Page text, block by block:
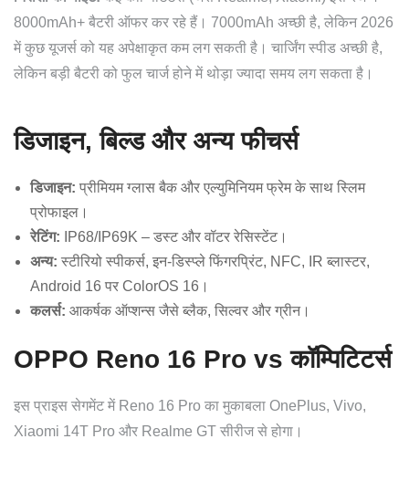
8000mAh+ बैटरी ऑफर कर रहे हैं। 7000mAh अच्छी है, लेकिन 2026
में कुछ यूजर्स को यह अपेक्षाकृत कम लग सकती है। चार्जिंग स्पीड अच्छी है,
लेकिन बड़ी बैटरी को फुल चार्ज होने में थोड़ा ज्यादा समय लग सकता है।
डिजाइन, बिल्ड और अन्य फीचर्स
डिजाइन: प्रीमियम ग्लास बैक और एल्युमिनियम फ्रेम के साथ स्लिम
प्रोफाइल।
रेटिंग: IP68/IP69K – डस्ट और वॉटर रेसिस्टेंट।
अन्य: स्टीरियो स्पीकर्स, इन-डिस्प्ले फिंगरप्रिंट, NFC, IR ब्लास्टर,
Android 16 पर ColorOS 16।
कलर्स: आकर्षक ऑप्शन्स जैसे ब्लैक, सिल्वर और ग्रीन।
OPPO Reno 16 Pro vs कॉम्पिटिटर्स
इस प्राइस सेगमेंट में Reno 16 Pro का मुकाबला OnePlus, Vivo,
Xiaomi 14T Pro और Realme GT सीरीज से होगा।